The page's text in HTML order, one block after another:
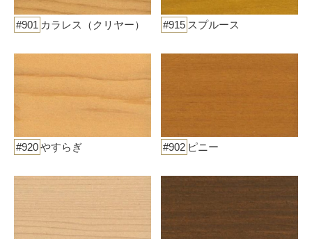
#901 カラレス（クリヤー） #915 スプルース
#920やすらぎ #902 ピニー